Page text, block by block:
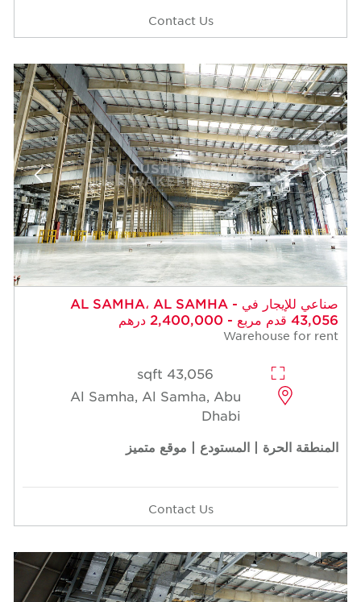
Contact Us
صناعي للإيجار في AL SAMHA، AL SAMHA -
43,056 قدم مربع - 2,400,000 درهم
Warehouse for rent
43,056 sqft
Al Samha, Al Samha, Abu
Dhabi
المنطقة الحرة | المستودع | موقع متميز
Contact Us